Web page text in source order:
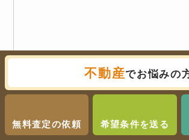
不動産でお悩みの
無料査定の依頼 希望条件を送る